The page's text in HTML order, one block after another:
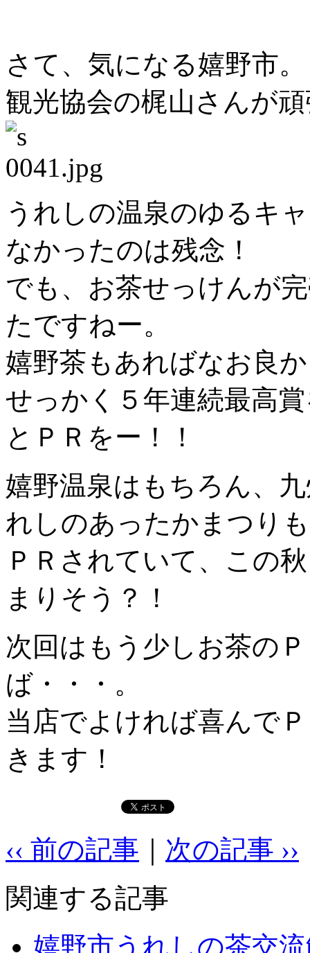
さて、気になる嬉野市。
観光協会の梶山さんが
うれしの温泉のゆるキ
なかったのは残念！
でも、お茶せっけんが
たですねー。
嬉野茶もあればなお良
せっかく５年連続最高
とＰＲをー！！
嬉野温泉はもちろん、
れしのあったかまつりも
ＰＲされていて、この
まりそう？！
次回はもう少しお茶の
ば・・・。
当店でよければ喜んで
きます！
‹‹ 前の記事
次の記事 ››
関連する記事
嬉野市うれしの茶交